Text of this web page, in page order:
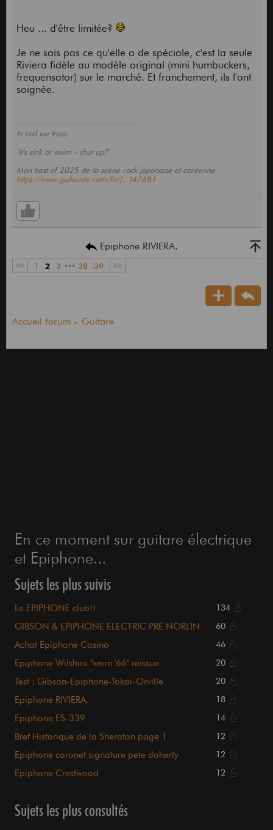
Heu ... d'être limitée?
Je ne sais pas ce qu'elle a de spéciale, c'est la seule
Riviera fidèle au modèle original (mini humbuckers,
frequensator) sur le marché. Et franchement, ils l'ont
soignée.
In rod we truss.
"It's sink or swim - shut up!"
Mon best of 2025 de la scène rock japonaise et coréenne
https://www.guitariste.com/for(...)47681
Epiphone RIVIERA.
<< 1 2 3 ••• 38 39 >>
Accueil forum Guitare
En ce moment sur guitare électrique
et Epiphone...
Sujets les plus suivis
Le EPIPHONE club!! 134
GIBSON & EPIPHONE ELECTRIC PRÉ NORLIN 60
Achat Epiphone Casino 46
Epiphone Wilshire "worn '66" reissue 20
Test : Gibson-Epiphone-Tokai-Orville 20
Epiphone RIVIERA. 18
Epiphone ES-339 14
Bref Historique de la Sheraton page 1 12
Epiphone coronet signature pete doherty 12
Epiphone Crestwood 12
Sujets les plus consultés